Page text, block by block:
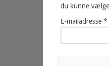
du kunne
E-mailadresse *